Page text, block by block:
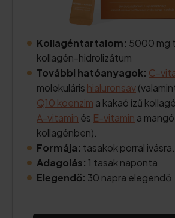
Kollagéntartalom: 5000 mg
kollagén-hidrolizátum
További hatóanyagok: C-
molekuláris hialuronsav
Q10 koenzim a kakaó ízű
A-vitamin és E-vitamin a
kollagénben).
Formája: tasakok porral ivásra.
Adagolás: 1 tasak naponta
Elegendő: 30 napra elegendő